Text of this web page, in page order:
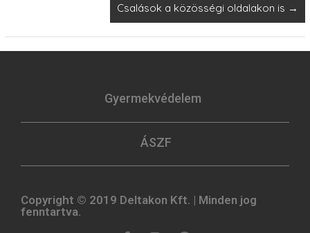
Csalások a közösségi oldalakon is →
Gyermekvédelem
ÁSZF
Copyright © 2019 Deltakon Kft. | Minden jog
fenntartva.​